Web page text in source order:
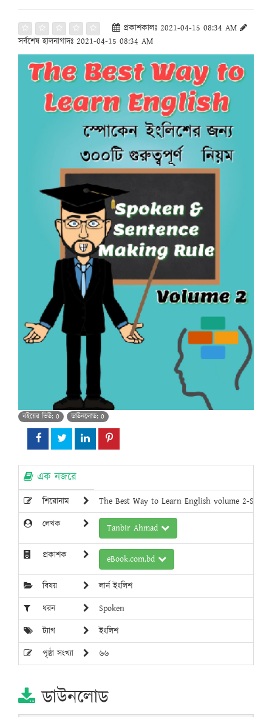
প্রকাশকালঃ 2021-04-15 08:34 AM
সর্বশেষ হালনাগাদঃ 2021-04-15 08:34 AM
বইয়ের ভিউ: 0 ডাউনলোড: 0
এক নজরে
শিরোনাম
The Best Way to Learn English volume 2-
লেখক
Tanbir Ahmad
প্রকাশক eBook.com.bd
বিষয়
লার্ন ইংলিশ
ধরন
Spoken
ট্যাগ
ইংলিশ
পৃষ্ঠা সংখ্যা
৬৬
ডাউনলোড